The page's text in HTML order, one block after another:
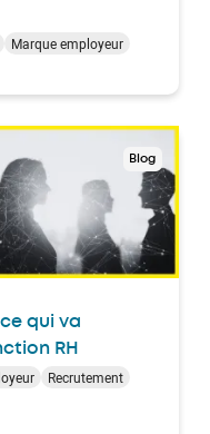
Marque employeur
Blog
qui va
RH
Recrutement